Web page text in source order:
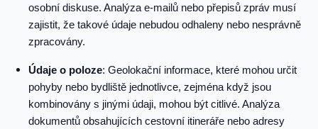
osobní diskuse. Analýza e-mailů nebo přepisů zpráv musí
zajistit, že takové údaje nebudou odhaleny nebo nesprávně
zpracovány.
Údaje o poloze: Geolokační informace, které mohou určit
pohyby nebo bydliště jednotlivce, zejména když jsou
kombinovány s jinými údaji, mohou být citlivé. Analýza
dokumentů obsahujících cestovní itineráře nebo adresy